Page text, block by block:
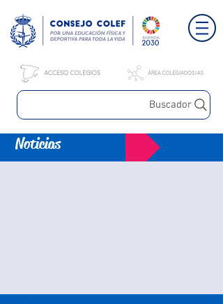
Buscador
Noticias